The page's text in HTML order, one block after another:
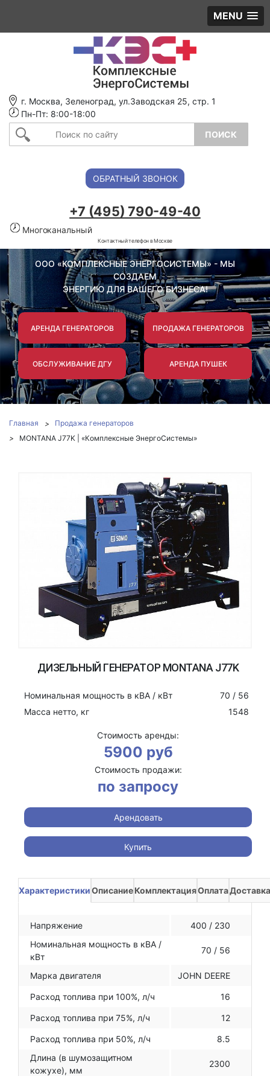
MENU
г. Москва, Зеленоград, ул.Заводская 25, стр. 1
Пн-Пт: 8:00-18:00
+7 (495) 790-49-40
Многоканальный
Контактный телефон в Москве
ОБРАТНЫЙ ЗВОНОК
ООО «КОМПЛЕКСНЫЕ ЭНЕРГОСИСТЕМЫ» - МЫ
СОЗДАЕМ
ЭНЕРГИЮ ДЛЯ ВАШЕГО БИЗНЕСА!
АРЕНДА ГЕНЕРАТОРОВ ПРОДАЖА ГЕНЕРАТОРОВ
ОБСЛУЖИВАНИЕ ДГУ АРЕНДА ПУШЕК
Главная
Продажа генераторов
MONTANA J77K | «Комплексные ЭнергоСистемы»
ДИЗЕЛЬНЫЙ ГЕНЕРАТОР MONTANA J77K
Номинальная мощность в кВА / кВт
70 / 56
Масса нетто, кг
1548
Стоимость аренды:
5900 руб
Стоимость продажи:
по запросу
Арендовать
Купить
ХарактеристикиОписаниеКомплектацияОплатаДоставка
Напряжение
400 / 230
Номинальная мощность в кВА /
кВт
70 / 56
Марка двигателя JOHN DEERE
Расход топлива при 100%, л/ч 16
Расход топлива при 75%, л/ч 12
Расход топлива при 50%, л/ч
8.5
Длина (в шумозащитном
кожухе), мм
2300